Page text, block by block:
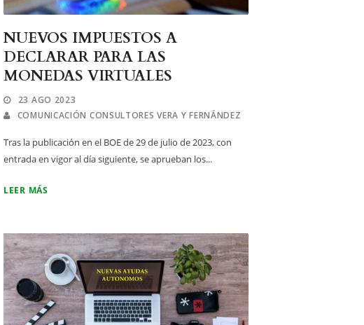
NUEVOS IMPUESTOS A
DECLARAR PARA LAS
MONEDAS VIRTUALES
23 AGO 2023
COMUNICACIÓN CONSULTORES VERA Y FERNÁNDEZ
Tras la publicación en el BOE de 29 de julio de 2023, con
entrada en vigor al día siguiente, se aprueban los...
LEER MÁS